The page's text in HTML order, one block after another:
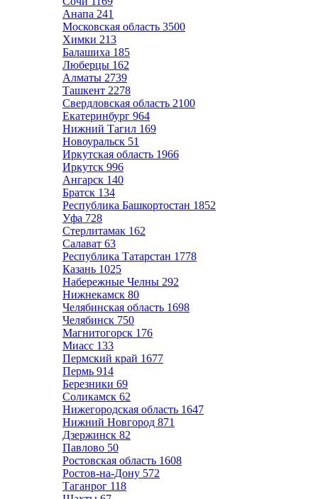
Анапа 241
Московская область 3500
Химки 213
Балашиха 185
Люберцы 162
Алматы 2739
Ташкент 2278
Свердловская область 2100
Екатеринбург 964
Нижний Тагил 169
Новоуральск 51
Иркутская область 1966
Иркутск 996
Ангарск 140
Братск 134
Республика Башкортостан 1852
Уфа 728
Стерлитамак 162
Салават 63
Республика Татарстан 1778
Казань 1025
Набережные Челны 292
Нижнекамск 80
Челябинская область 1698
Челябинск 750
Магнитогорск 176
Миасс 133
Пермский край 1677
Пермь 914
Березники 69
Соликамск 62
Нижегородская область 1647
Нижний Новгород 871
Дзержинск 82
Павлово 50
Ростовская область 1608
Ростов-на-Дону 572
Таганрог 118